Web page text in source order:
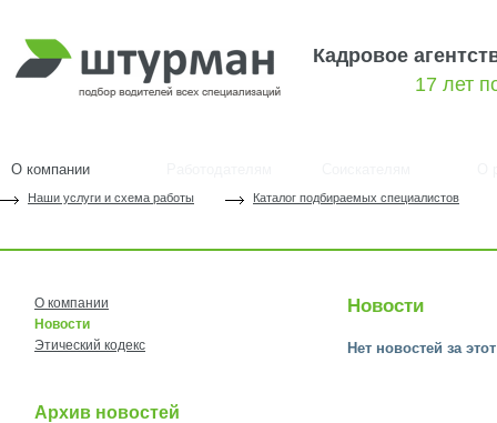
Кадровое
17 лет
О компании
Наши услуги и схема работы Каталог подбираемых специалистов
О компании
Новости
Этический кодекс
Архив новостей
Новости
Нет новостей за